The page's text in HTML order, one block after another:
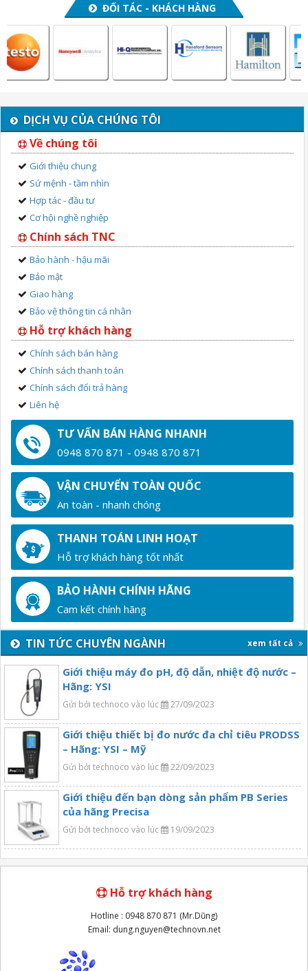
ĐỐI TÁC - KHÁCH HÀNG
DỊCH VỤ CỦA CHÚNG TÔI
Về chúng tôi
Giới thiệu chung
Sứ mệnh - tầm nhìn
Hợp tác - đầu tư
Cơ hội nghề nghiệp
Chính sách TNC
Bảo hành - hậu mãi
Bảo mật
Giao hàng
Bảo vệ thông tin cá nhân
Hỗ trợ khách hàng
Chính sách bán hàng
Chính sách thanh toán
Chính sách đổi trả hàng
Liên hệ
TƯ VẤN BÁN HÀNG NHANH
0948 870 871 - 0948 870 871
VẬN CHUYỂN TOÀN QUỐC
An toàn - nhanh chóng
THANH TOÁN LINH HOẠT
Hỗ trợ khách hàng tốt nhất
BẢO HÀNH CHÍNH HÃNG
Cam kết chính hãng
TIN TỨC CHUYÊN NGÀNH xem tất cả
Giới thiệu máy đo pH, độ dẫn, nhiệt độ nước –
Hãng: YSI
Gửi bởi technoco vào lúc 27/09/2023
Giới thiệu thiết bị đo nước đa chỉ tiêu PRODSS
– Hãng: YSI – Mỹ
Gửi bởi technoco vào lúc 22/09/2023
Giới thiệu đến bạn dòng sản phẩm PB Series
của hãng Precisa
Gửi bởi technoco vào lúc 19/09/2023
Hỗ trợ khách hàng
Hotline : 0948 870 871 (Mr.Dũng)
Email: dung.nguyen@technovn.net